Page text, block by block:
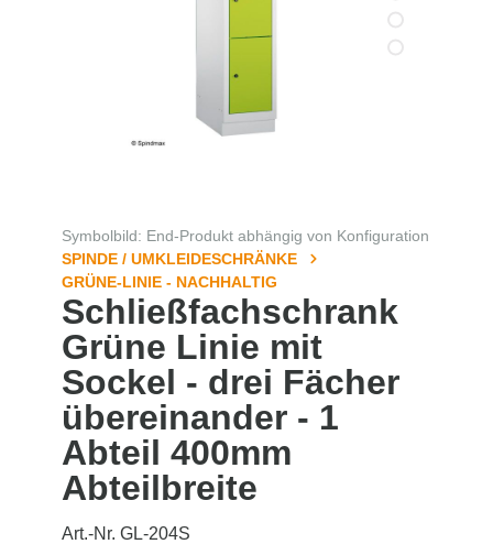
Symbolbild: End-Produkt abhängig von Konfiguration
SPINDE / UMKLEIDESCHRÄNKE
GRÜNE-LINIE - NACHHALTIG
Schließfachschrank
Grüne Linie mit
Sockel - drei Fächer
übereinander - 1
Abteil 400mm
Abteilbreite
Art.-Nr. GL-204S